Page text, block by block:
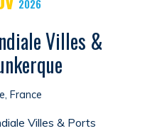
2026
Villes &
France
Villes & Ports